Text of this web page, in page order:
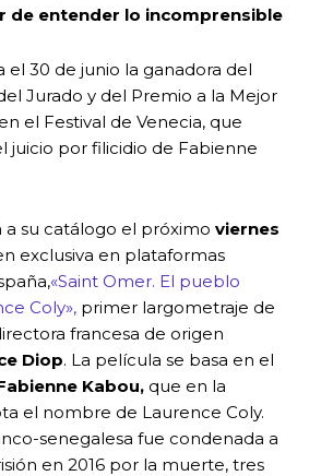
de entender lo incomprensible
el 30 de junio la ganadora del
Jurado y del Premio a la Mejor
el Festival de Venecia, que
juicio por filicidio de Fabienne
a su catálogo el próximo viernes
exclusiva en plataformas
«Saint Omer. El pueblo
Coly», primer largometraje de
francesa de origen
Diop. La película se basa en el
Kabou, que en la
el nombre de Laurence Coly.
senegalesa fue condenada a
en 2016 por la muerte, tres